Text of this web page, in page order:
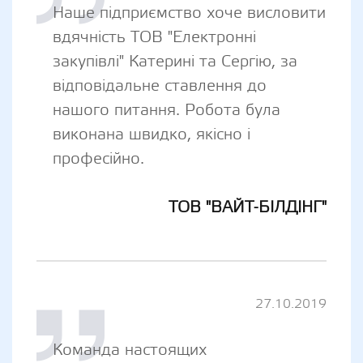
Наше підприємство хоче висловити
вдячність ТОВ "Електронні
закупівлі" Катерині та Сергію, за
відповідальне ставлення до
нашого питання. Робота була
виконана швидко, якісно і
професійно.
ТОВ "ВАЙТ-БІЛДІНГ"
27.10.2019
Команда настоящих